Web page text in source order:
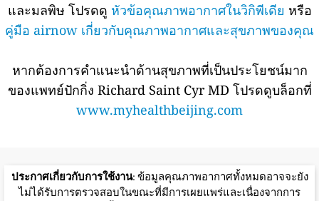
และมลพิษ โปรดดู หัวข้อคุณภาพอากาศในวิกิพีเดีย หรือ
คู่มือ airnow เกี่ยวกับคุณภาพอากาศและสุขภาพของคุณ
หากต้องการคำแนะนำด้านสุขภาพที่เป็นประโยชน์มาก
ของแพทย์ปักกิ่ง Richard Saint Cyr MD โปรดดูบล็อกที่
www.myhealthbeijing.com
ประกาศเกี่ยวกับการใช้งาน: ข้อมูลคุณภาพอากาศทั้งหมดอาจจะยัง
ไม่ได้รับการตรวจสอบในขณะที่มีการเผยแพร่และเนื่องจากการ